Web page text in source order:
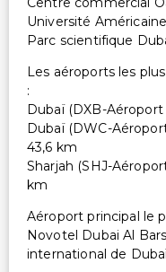
Université
Parc scientifique
Les aéroports les
:
Dubaï (DXB-
Dubaï (DWC-
43,6 km
Sharjah (SHJ-
km
Aéroport principal le
Novotel Dubai Al
international de